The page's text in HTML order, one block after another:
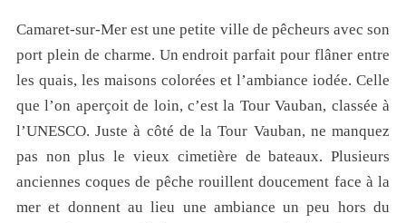
Camaret-sur-Mer est une petite ville de pêcheurs avec son
port plein de charme. Un endroit parfait pour flâner entre
les quais, les maisons colorées et l’ambiance iodée. Celle
que l’on aperçoit de loin, c’est la Tour Vauban, classée à
l’UNESCO. Juste à côté de la Tour Vauban, ne manquez
pas non plus le vieux cimetière de bateaux. Plusieurs
anciennes coques de pêche rouillent doucement face à la
mer et donnent au lieu une ambiance un peu hors du